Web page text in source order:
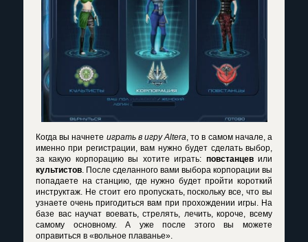
Когда вы начнете играть в игру Altera, то в самом начале, а
именно при регистрации, вам нужно будет сделать выбор,
за какую корпорацию вы хотите играть: повстанцевили
культистов. После сделанного вами выбора корпорации вы
попадаете на станцию, где нужно будет пройти короткий
инструктаж. Не стоит его пропускать, поскольку все, что вы
узнаете очень пригодиться вам при прохождении игры. На
базе вас научат воевать, стрелять, лечить, короче, всему
самому основному. А уже после этого вы можете
оправиться в «вольное плаванье».